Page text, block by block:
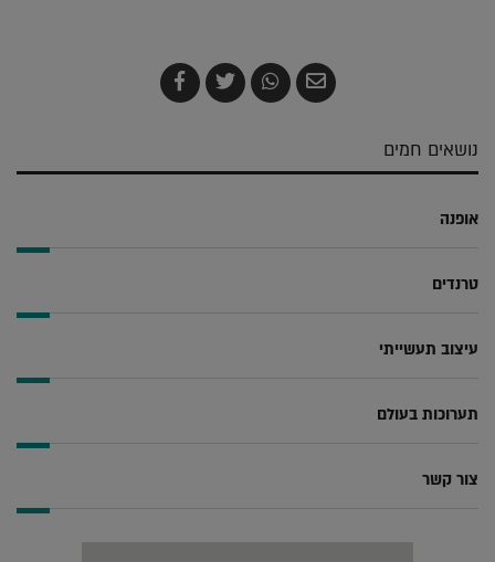
שלח
בדואר
שתף
ב-
צייץ
ב-
שתף
ב-
נושאים חמים
אופנה
טרנדים
עיצוב תעשייתי
תערוכות בעולם
צור קשר